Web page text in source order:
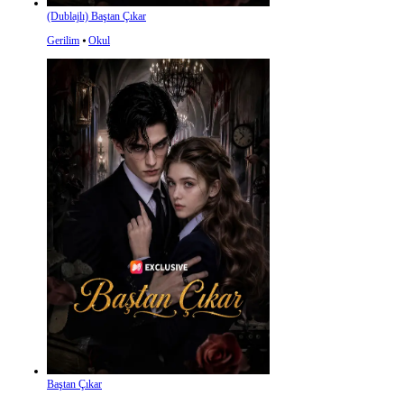
(Dublajlı) Baştan Çıkar
Gerilim ⦁ Okul
Baştan Çıkar